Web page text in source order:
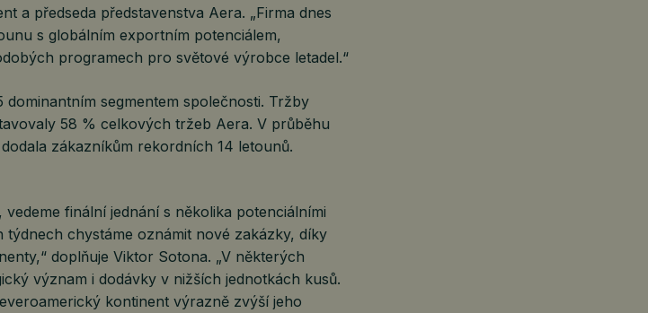
a předseda představenstva Aera. „Firma dnes
s globálním exportním potenciálem,
programech pro světové výrobce letadel.“
segmentem společnosti. Tržby
58 % celkových tržeb Aera. V průběhu
zákazníkům rekordních 14 letounů.
finální jednání s několika potenciálními
chystáme oznámit nové zakázky, díky
doplňuje Viktor Sotona. „V některých
význam i dodávky v nižších jednotkách kusů.
kontinent výrazně zvýší jeho